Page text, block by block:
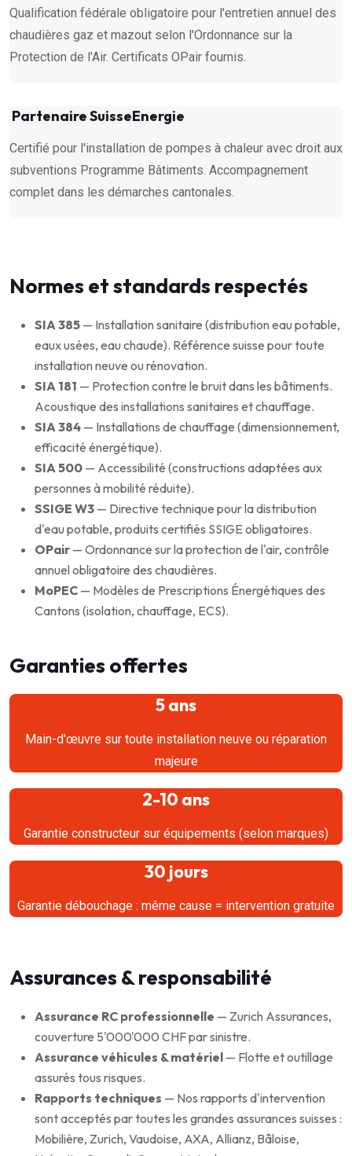
Qualification fédérale obligatoire pour l'entretien annuel des
chaudières gaz et mazout selon l'Ordonnance sur la
Protection de l'Air. Certificats OPair fournis.
Partenaire SuisseEnergie
Certifié pour l'installation de pompes à chaleur avec droit aux
subventions Programme Bâtiments. Accompagnement
complet dans les démarches cantonales.
Normes et standards respectés
SIA 385 — Installation sanitaire (distribution eau potable,
eaux usées, eau chaude). Référence suisse pour toute
installation neuve ou rénovation.
SIA 181 — Protection contre le bruit dans les bâtiments.
Acoustique des installations sanitaires et chauffage.
SIA 384 — Installations de chauffage (dimensionnement,
efficacité énergétique).
SIA 500 — Accessibilité (constructions adaptées aux
personnes à mobilité réduite).
SSIGE W3 — Directive technique pour la distribution
d'eau potable, produits certifiés SSIGE obligatoires.
OPair — Ordonnance sur la protection de l'air, contrôle
annuel obligatoire des chaudières.
MoPEC — Modèles de Prescriptions Énergétiques des
Cantons (isolation, chauffage, ECS).
Garanties offertes
5 ans
Main-d'œuvre sur toute installation neuve ou réparation
majeure
2-10 ans
Garantie constructeur sur équipements (selon marques)
30 jours
Garantie débouchage : même cause = intervention gratuite
Assurances & responsabilité
Assurance RC professionnelle — Zurich Assurances,
couverture 5'000'000 CHF par sinistre.
Assurance véhicules & matériel — Flotte et outillage
assurés tous risques.
Rapports techniques — Nos rapports d'intervention
sont acceptés par toutes les grandes assurances suisses :
Mobilière, Zurich, Vaudoise, AXA, Allianz, Bâloise,